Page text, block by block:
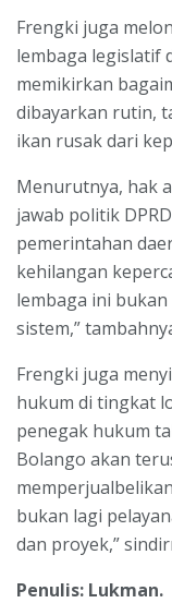
Frengki juga
lembaga legislatif
memikirkan
dibayarkan rutin,
ikan rusak dari
Menurutnya, hak
jawab politik
pemerintahan
kehilangan
lembaga ini
sistem,”
Frengki juga
hukum di tingkat
penegak hukum
Bolango akan
bukan lagi
dan proyek,”
Penulis: Lukman.